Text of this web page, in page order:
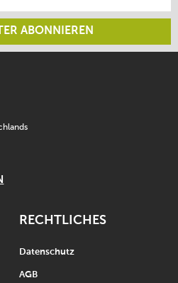
sich auf Knopfdruck öffnen
auf den Motor und die
fließendem Wasser reinigen
ABONNIEREN
RECHTLICHES
Datenschutz
AGB